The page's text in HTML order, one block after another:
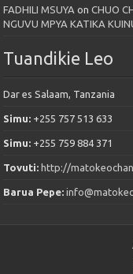
FADHILI MSUYA onCHUO
NGUVU MPYA KATIKA
Tuandikie Leo
Dar es Salaam, Tanzania
Simu: +255 757 513 633
Simu: +255 759 884 371
Tovuti:http://
Barua Pepe: